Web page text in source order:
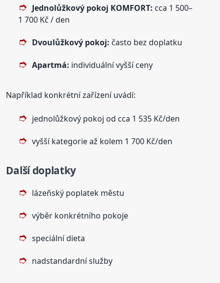
Jednolůžkový pokoj KOMFORT: cca 1 500–
1 700 Kč / den
Dvoulůžkový pokoj: často bez doplatku
Apartmá: individuální vyšší ceny
Například konkrétní zařízení uvádí:
jednolůžkový pokoj od cca 1 535 Kč/den
vyšší kategorie až kolem 1 700 Kč/den
Další doplatky
lázeňský poplatek městu
výběr konkrétního pokoje
speciální dieta
nadstandardní služby